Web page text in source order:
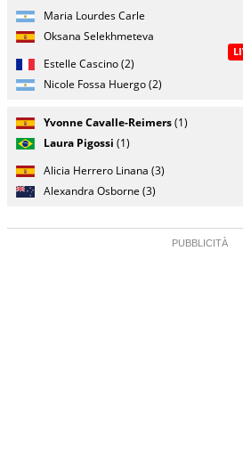
Nazionalità
Giocatore
(posizione
testa di
Stato
partita
Maria Lourdes Carle
Oksana Selekhmeteva
Estelle Cascino (2)
Nicole Fossa Huergo (2)
Nazionalità
Giocatore
(posizione
testa di
serie)
Stato
Yvonne Cavalle-Reimers(1)
Laura Pigossi (1)
Alicia Herrero Linana (3)
Alexandra Osborne (3)